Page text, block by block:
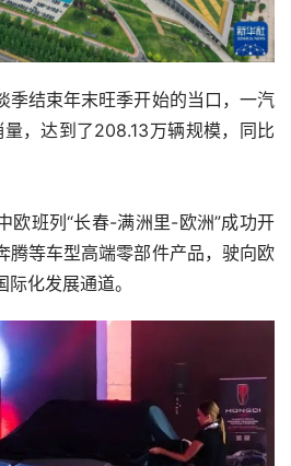
季结束年末旺季开始的当口，一汽
，达到了208.13万辆规模，同比
欧班列“长春-满洲里-欧洲”成功开
腾等车型高端零部件产品，驶向欧
化发展通道。